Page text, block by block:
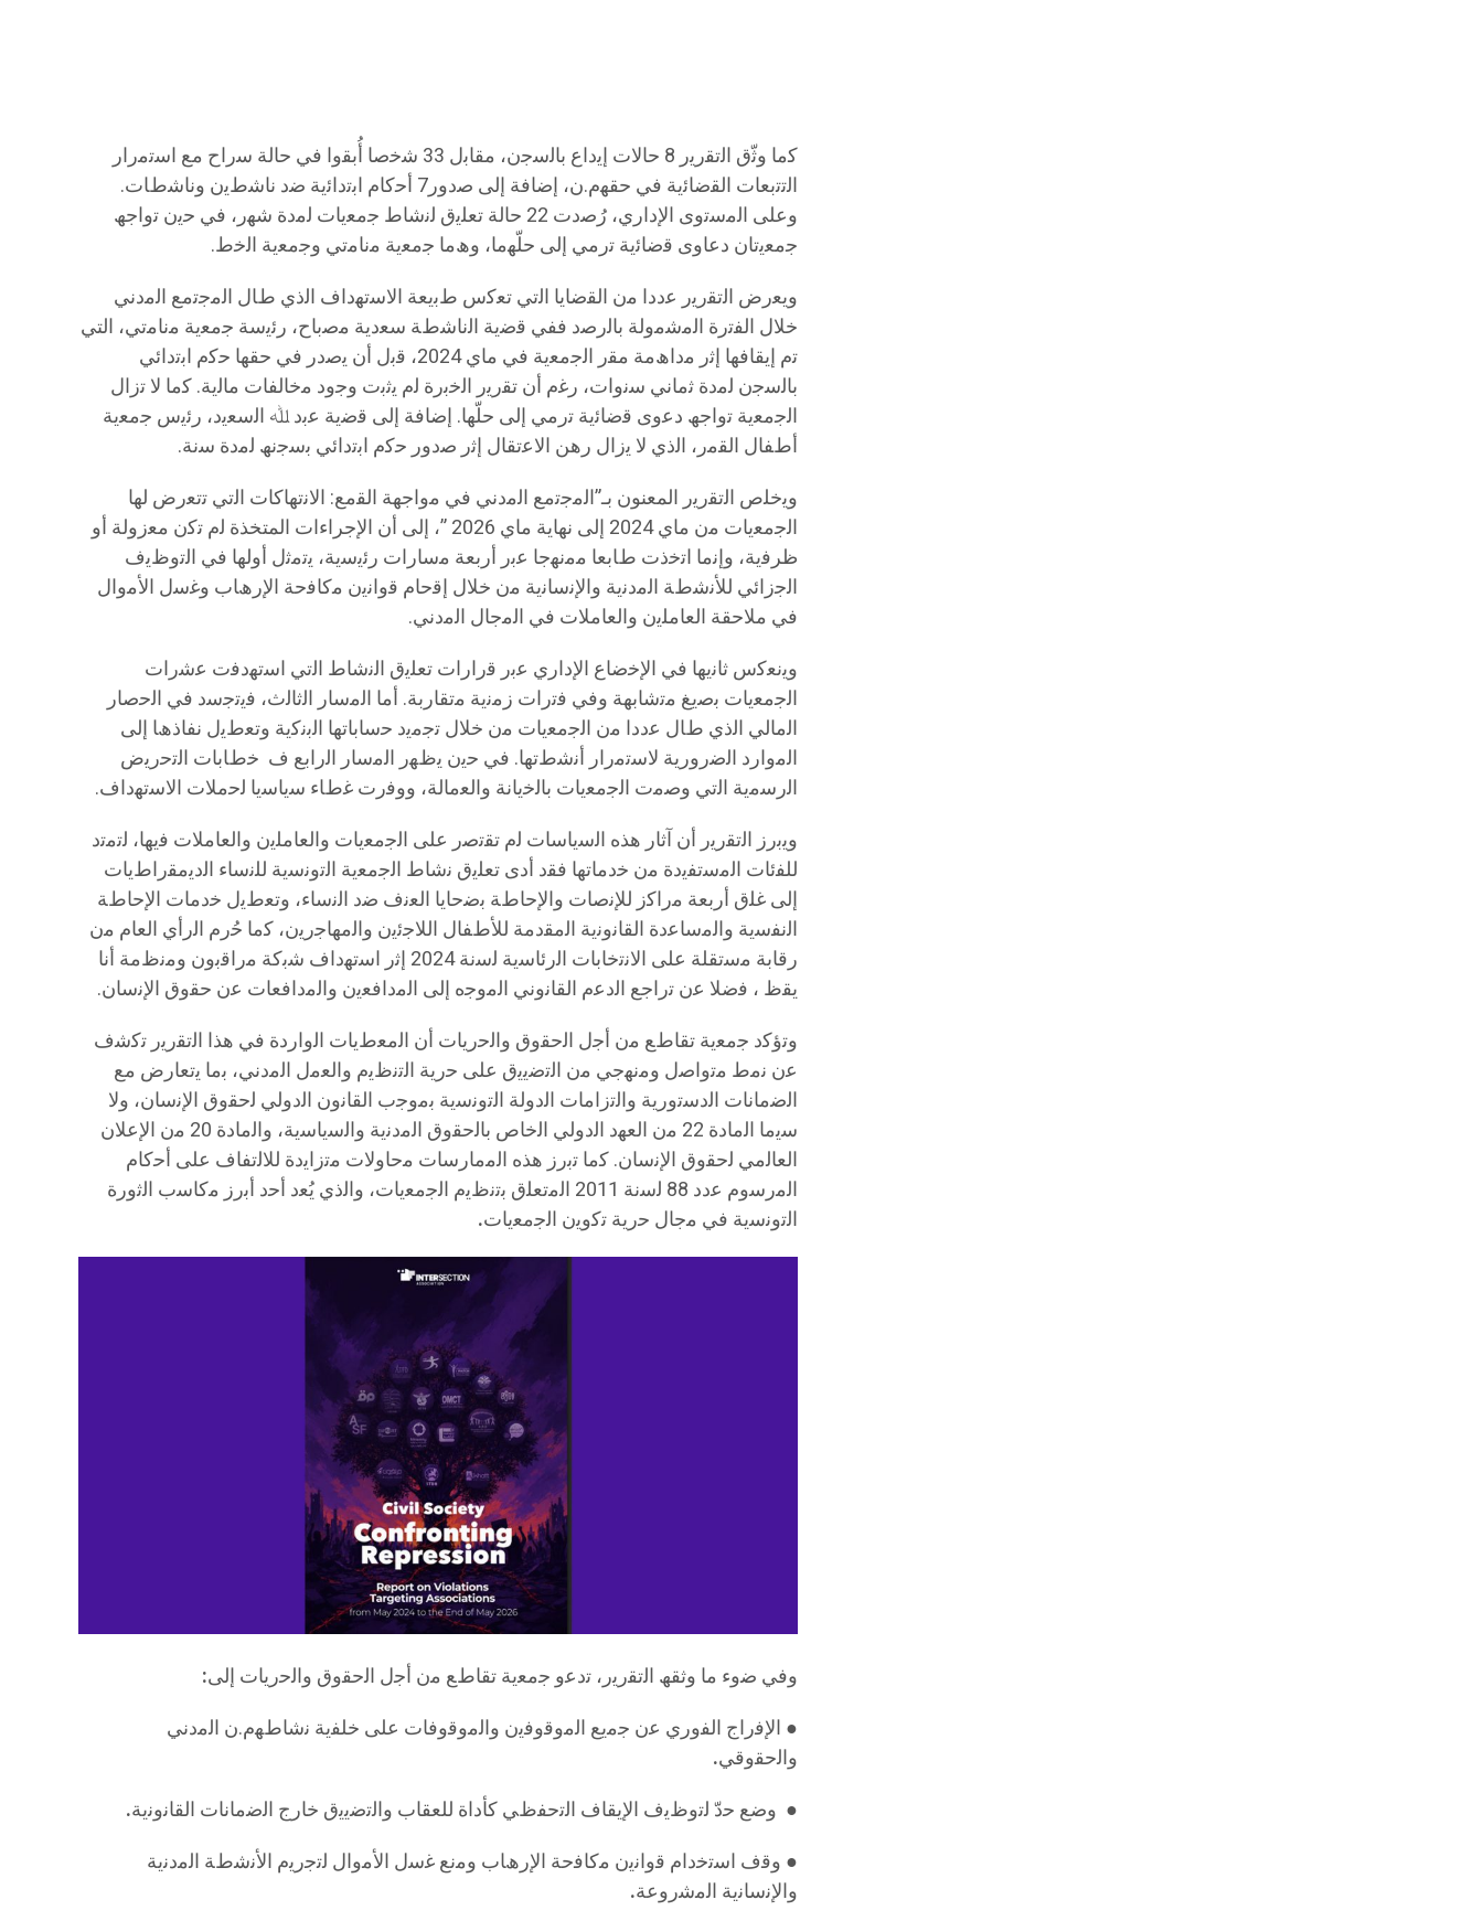
ﻛﻣﺎ وﺛّق اﻟﺗﻘرﯾر 8 ﺣﺎﻻت إﯾداع ﺑﺎﻟﺳﺟن، ﻣﻘﺎﺑل 33 ﺷﺧﺻﺎ أُﺑﻘوا ﻓﻲ ﺣﺎﻟﺔ ﺳراح ﻣﻊ اﺳﺗﻣرار
اﻟﺗﺗﺑﻌﺎت اﻟﻘﺿﺎﺋﯾﺔ ﻓﻲ ﺣﻘﮭم.ن، إﺿﺎﻓﺔ إﻟﻰ ﺻدور7 أﺣﻛﺎم اﺑﺗداﺋﯾﺔ ﺿد ﻧﺎﺷطﯾن وﻧﺎﺷطﺎت.
وﻋﻠﻰ اﻟﻣﺳﺗوى اﻹداري، رُﺻدت 22 ﺣﺎﻟﺔ ﺗﻌﻠﯾق ﻟﻧﺷﺎط ﺟﻣﻌﯾﺎت ﻟﻣدة ﺷﮭر، ﻓﻲ ﺣﯾن ﺗواﺟﮫ
ﺟﻣﻌﯾﺗﺎن دﻋﺎوى ﻗﺿﺎﺋﯾﺔ ﺗرﻣﻲ إﻟﻰ ﺣﻠّﮭﻣﺎ، وھﻣﺎ ﺟﻣﻌﯾﺔ ﻣﻧﺎﻣﺗﻲ وﺟﻣﻌﯾﺔ اﻟﺧط.
وﯾﻌرض اﻟﺗﻘرﯾر ﻋددا ﻣن اﻟﻘﺿﺎﯾﺎ اﻟﺗﻲ ﺗﻌﻛس طﺑﯾﻌﺔ اﻻﺳﺗﮭداف اﻟذي طﺎل اﻟﻣﺟﺗﻣﻊ اﻟﻣدﻧﻲ
ﺧﻼل اﻟﻔﺗرة اﻟﻣﺷﻣوﻟﺔ ﺑﺎﻟرﺻد ﻓﻔﻲ ﻗﺿﯾﺔ اﻟﻧﺎﺷطﺔ ﺳﻌدﯾﺔ ﻣﺻﺑﺎح، رﺋﯾﺳﺔ ﺟﻣﻌﯾﺔ ﻣﻧﺎﻣﺗﻲ، التي
ﺗم إﯾﻘﺎﻓﮭﺎ إﺛر ﻣداھﻣﺔ ﻣﻘر اﻟﺟﻣﻌﯾﺔ ﻓﻲ ﻣﺎي 2024، ﻗﺑل أن ﯾﺻدر ﻓﻲ ﺣﻘﮭﺎ ﺣﻛم اﺑﺗداﺋﻲ
ﺑﺎﻟﺳﺟن ﻟﻣدة ﺛﻣﺎﻧﻲ ﺳﻧوات، رﻏم أن ﺗﻘرﯾر اﻟﺧﺑرة ﻟم ﯾﺛﺑت وﺟود ﻣﺧﺎﻟﻔﺎت ﻣﺎﻟﯾﺔ. ﻛﻣﺎ ﻻ ﺗزال
اﻟﺟﻣﻌﯾﺔ ﺗواﺟﮫ دﻋوى ﻗﺿﺎﺋﯾﺔ ﺗرﻣﻲ إﻟﻰ ﺣﻠّﮭﺎ. إﺿﺎﻓﺔ إﻟﻰ ﻗﺿﯾﺔ ﻋﺑد ﷲ اﻟﺳﻌﯾد، رﺋﯾس ﺟﻣﻌﯾﺔ
أطﻔﺎل اﻟﻘﻣر، اﻟذي ﻻ ﯾزال رھن اﻻﻋﺗﻘﺎل إﺛر ﺻدور ﺣﻛم اﺑﺗداﺋﻲ ﺑﺳﺟﻧﮫ ﻟﻣدة ﺳﻧﺔ.
وﯾﺧﻠص اﻟﺗﻘرﯾر المعنون بـ”اﻟﻣﺟﺗﻣﻊ اﻟﻣدﻧﻲ ﻓﻲ ﻣواﺟﮭﺔ اﻟﻘﻣﻊ: اﻻﻧﺗﮭﺎﻛﺎت اﻟﺗﻲ ﺗﺗﻌرض ﻟﮭﺎ
اﻟﺟﻣﻌﯾﺎت ﻣن ﻣﺎي 2024 إﻟﻰ ﻧﮭﺎﯾﺔ ﻣﺎي 2026 ”، إﻟﻰ أن الإجراءات المتخذة ﻟم ﺗﻛن ﻣﻌزوﻟﺔ أو
ظرﻓﯾﺔ، وإﻧﻣﺎ اﺗﺧذت طﺎﺑﻌﺎ ﻣﻣﻧﮭﺟﺎ ﻋﺑر أرﺑﻌﺔ ﻣﺳﺎرات رﺋﯾﺳﯾﺔ، ﯾﺗﻣﺛل أوﻟﮭﺎ ﻓﻲ اﻟﺗوظﯾف
اﻟﺟزاﺋﻲ ﻟﻸﻧﺷطﺔ اﻟﻣدﻧﯾﺔ واﻹﻧﺳﺎﻧﯾﺔ ﻣن ﺧﻼل إﻗﺣﺎم ﻗواﻧﯾن ﻣﻛﺎﻓﺣﺔ اﻹرھﺎب وﻏﺳل اﻷﻣوال
ﻓﻲ ﻣﻼﺣﻘﺔ اﻟﻌﺎﻣﻠﯾن واﻟﻌﺎﻣﻼت ﻓﻲ اﻟﻣﺟﺎل اﻟﻣدﻧﻲ.
وﯾﻧﻌﻛس ﺛﺎﻧﯾﮭﺎ ﻓﻲ اﻹﺧﺿﺎع اﻹداري ﻋﺑر ﻗرارات ﺗﻌﻠﯾق اﻟﻧﺷﺎط اﻟﺗﻲ اﺳﺗﮭدﻓت ﻋﺷرات
اﻟﺟﻣﻌﯾﺎت ﺑﺻﯾﻎ ﻣﺗﺷﺎﺑﮭﺔ وﻓﻲ ﻓﺗرات زﻣﻧﯾﺔ ﻣﺗﻘﺎرﺑﺔ. أﻣﺎ اﻟﻣﺳﺎر اﻟﺛﺎﻟث، ﻓﯾﺗﺟﺳد ﻓﻲ اﻟﺣﺻﺎر
اﻟﻣﺎﻟﻲ اﻟذي طﺎل ﻋددا ﻣن اﻟﺟﻣﻌﯾﺎت ﻣن ﺧﻼل ﺗﺟﻣﯾد ﺣﺳﺎﺑﺎﺗﮭﺎ اﻟﺑﻧﻛﯾﺔ وﺗﻌطﯾل ﻧﻔﺎذھﺎ إﻟﻰ
اﻟﻣوارد اﻟﺿرورﯾﺔ ﻻﺳﺗﻣرار أﻧﺷطﺗﮭﺎ. ﻓﻲ ﺣﯾن ﯾظﮭر اﻟﻣﺳﺎر اﻟراﺑﻊ ف ﺧطﺎﺑﺎت اﻟﺗﺣرﯾض
اﻟرﺳﻣﯾﺔ اﻟﺗﻲ وﺻﻣت اﻟﺟﻣﻌﯾﺎت ﺑﺎﻟﺧﯾﺎﻧﺔ واﻟﻌﻣﺎﻟﺔ، ووﻓرت ﻏطﺎء ﺳﯾﺎﺳﯾﺎ ﻟﺣﻣﻼت اﻻﺳﺗﮭداف.
وﯾﺑرز اﻟﺗﻘرﯾر أن آﺛﺎر ھذه اﻟﺳﯾﺎﺳﺎت ﻟم ﺗﻘﺗﺻر ﻋﻠﻰ اﻟﺟﻣﻌﯾﺎت واﻟﻌﺎﻣﻠﯾن واﻟﻌﺎﻣﻼت ﻓﯾﮭﺎ، ﻟﺗﻣﺗد
ﻟﻠﻔﺋﺎت اﻟﻣﺳﺗﻔﯾدة ﻣن ﺧدﻣﺎﺗﮭﺎ ﻓﻘد أدى ﺗﻌﻠﯾق ﻧﺷﺎط اﻟﺟﻣﻌﯾﺔ اﻟﺗوﻧﺳﯾﺔ ﻟﻠﻧﺳﺎء اﻟدﯾﻣﻘراطﯾﺎت
إﻟﻰ ﻏﻠق أرﺑﻌﺔ ﻣراﻛز ﻟﻺﻧﺻﺎت واﻹﺣﺎطﺔ ﺑﺿﺣﺎﯾﺎ اﻟﻌﻧف ﺿد اﻟﻧﺳﺎء، وﺗﻌطﯾل ﺧدﻣﺎت اﻹﺣﺎطﺔ
اﻟﻧﻔﺳﯾﺔ واﻟﻣﺳﺎﻋدة اﻟﻘﺎﻧوﻧﯾﺔ اﻟﻣﻘدﻣﺔ ﻟﻸطﻔﺎل اﻟﻼﺟﺋﯾن واﻟﻣﮭﺎﺟرﯾن، ﻛﻣﺎ ﺣُرم اﻟرأي اﻟﻌﺎم ﻣن
رﻗﺎﺑﺔ ﻣﺳﺗﻘﻠﺔ ﻋﻠﻰ اﻻﻧﺗﺧﺎﺑﺎت اﻟرﺋﺎﺳﯾﺔ ﻟﺳﻧﺔ 2024 إﺛر اﺳﺗﮭداف ﺷﺑﻛﺔ ﻣراﻗﺑون وﻣﻧظﻣﺔ أﻧﺎ
ﯾﻘظ ، ﻓﺿﻼ ﻋن ﺗراﺟﻊ اﻟدﻋم اﻟﻘﺎﻧوﻧﻲ اﻟﻣوﺟه إﻟﻰ اﻟﻣداﻓﻌﯾن واﻟﻣداﻓﻌﺎت ﻋن ﺣﻘوق اﻹﻧﺳﺎن.
وﺗؤﻛد ﺟﻣﻌﯾﺔ ﺗﻘﺎطﻊ ﻣن أﺟل اﻟﺣﻘوق واﻟﺣرﯾﺎت أن اﻟﻣﻌطﯾﺎت اﻟواردة ﻓﻲ ھذا اﻟﺗﻘرﯾر ﺗﻛﺷف
ﻋن ﻧﻣط ﻣﺗواﺻل وﻣﻧﮭﺟﻲ ﻣن اﻟﺗﺿﯾﯾق ﻋﻠﻰ ﺣرﯾﺔ اﻟﺗﻧظﯾم واﻟﻌﻣل اﻟﻣدﻧﻲ، ﺑﻣﺎ ﯾﺗﻌﺎرض ﻣﻊ
اﻟﺿﻣﺎﻧﺎت اﻟدﺳﺗورﯾﺔ واﻟﺗزاﻣﺎت اﻟدوﻟﺔ اﻟﺗوﻧﺳﯾﺔ ﺑﻣوﺟب اﻟﻘﺎﻧون اﻟدوﻟﻲ ﻟﺣﻘوق اﻹﻧﺳﺎن، وﻻ
ﺳﯾﻣﺎ اﻟﻣﺎدة 22 ﻣن اﻟﻌﮭد اﻟدوﻟﻲ اﻟﺧﺎص ﺑﺎﻟﺣﻘوق اﻟﻣدﻧﯾﺔ واﻟﺳﯾﺎﺳﯾﺔ، واﻟﻣﺎدة 20 ﻣن اﻹﻋﻼن
اﻟﻌﺎﻟﻣﻲ ﻟﺣﻘوق اﻹﻧﺳﺎن. ﻛﻣﺎ ﺗﺑرز ھذه اﻟﻣﻣﺎرﺳﺎت ﻣﺣﺎوﻻت ﻣﺗزاﯾدة ﻟﻼﻟﺗﻔﺎف ﻋﻠﻰ أﺣﻛﺎم
اﻟﻣرﺳوم ﻋدد 88 ﻟﺳﻧﺔ 2011 اﻟﻣﺗﻌﻠق ﺑﺗﻧظﯾم اﻟﺟﻣﻌﯾﺎت، واﻟذي ﯾُﻌد أﺣد أﺑرز ﻣﻛﺎﺳب اﻟﺛورة
اﻟﺗوﻧﺳﯾﺔ ﻓﻲ ﻣﺟﺎل ﺣرﯾﺔ ﺗﻛوﯾن اﻟﺟﻣﻌﯾﺎت.
وﻓﻲ ﺿوء ﻣﺎ وﺛﻘﮫ اﻟﺗﻘرﯾر، ﺗدﻋو ﺟﻣﻌﯾﺔ ﺗﻘﺎطﻊ ﻣن أﺟل اﻟﺣﻘوق واﻟﺣرﯾﺎت إﻟﻰ:
● اﻹﻓراج اﻟﻔوري ﻋن ﺟﻣﯾﻊ اﻟﻣوﻗوﻓﯾن واﻟﻣوﻗوﻓﺎت ﻋﻠﻰ ﺧﻠﻔﯾﺔ ﻧﺷﺎطﮭم.ن اﻟﻣدﻧﻲ
واﻟﺣﻘوﻗﻲ.
● وﺿﻊ ﺣدّ ﻟﺗوظﯾف اﻹﯾﻘﺎف اﻟﺗﺣﻔظﻲ ﻛﺄداة ﻟﻠﻌﻘﺎب واﻟﺗﺿﯾﯾق ﺧﺎرج اﻟﺿﻣﺎﻧﺎت اﻟﻘﺎﻧوﻧﯾﺔ.
● وﻗف اﺳﺗﺧدام ﻗواﻧﯾن ﻣﻛﺎﻓﺣﺔ اﻹرھﺎب وﻣﻧﻊ ﻏﺳل اﻷﻣوال ﻟﺗﺟرﯾم اﻷﻧﺷطﺔ اﻟﻣدﻧﯾﺔ
واﻹﻧﺳﺎﻧﯾﺔ اﻟﻣﺷروﻋﺔ.